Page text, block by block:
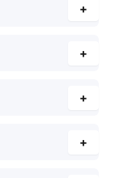
+
+
+
+